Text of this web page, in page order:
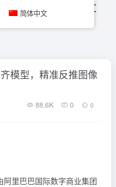
模型，精准反推图像
88.6K 0 0
里巴巴国际数字商业集团
简体中文